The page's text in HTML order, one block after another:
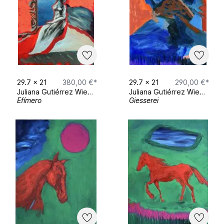
einzutauchen zu können.
K U N S T A U S S T E L L U N G E N
Ephemeral Spaces with Hope Bartley -
Mai 2026 München
Dezember 2025 bis Februar 2026
Biophilia - Gruppenausstellung
Farbenladen München Januar 2025
„Happy End“ x Broke Today
Rauminstallation mit Stephanie Wiest -
München - November 2024
TME Associates München x Gallery Lau
„Vielfalt“ zsm. mit Künstlern Quint
Buchholz und SIME Juni 2024
URSPRUNG Gallery Lau x Vontobel -
29.7 x 21
380,00 €*
Juliana Gutiérrez Wiest
Efímero
29.7 x 21
290,00 €*
Juliana Gutiérrez Wiest
Giesserei